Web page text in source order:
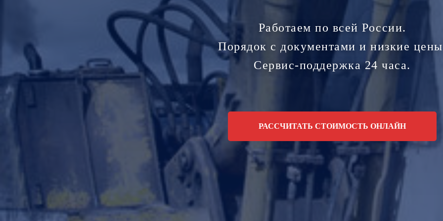
Работаем по всей России.
Порядок с документами и низкие
Сервис-поддержка 24 часа.
РАССЧИТАТЬ СТОИМОСТЬ ОНЛАЙН